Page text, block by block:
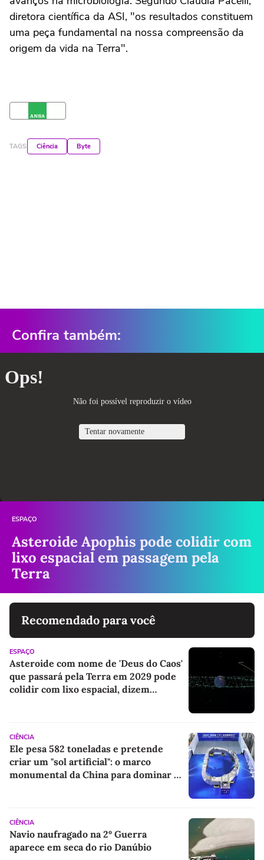
diretora científica da ASI, "os resultados constituem
uma peça fundamental na nossa compreensão da
origem da vida na Terra".
TAGS Ciência Byte
Confira também:
ESPAÇO
Asteroide Apophis pode colidir com
lixo espacial em passagem pela
Terra
Recomendado para você
ESPAÇO
Asteroide com nome de 'Deus do Caos'
que passará pela Terra em 2029 pode
colidir com lixo espacial, dizem
CIÊNCIA
Ele pesa 582 toneladas e pretende
criar um "sol artificial": o marco
monumental da China para dominar a
CIÊNCIA
Navio naufragado na 2º Guerra
aparece em seca do rio Danúbio